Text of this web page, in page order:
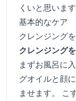
くいと思います
基本的なケア
クレンジング
クレンジング
まずお風呂に
グオイルと顔
ませます。 こ